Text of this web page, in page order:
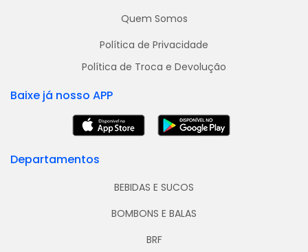
Quem Somos
Política de Privacidade
Política de Troca e Devolução
Baixe já nosso APP
Departamentos
BEBIDAS E SUCOS
BOMBONS E BALAS
BRF